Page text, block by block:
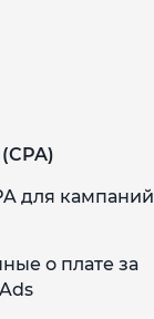
для кампаний
о плате за